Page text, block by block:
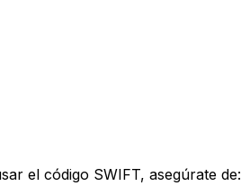
el código SWIFT, asegúrate de: